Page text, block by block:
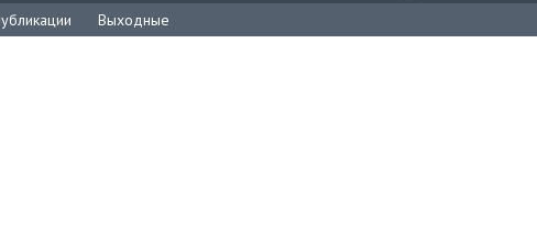
Выходные